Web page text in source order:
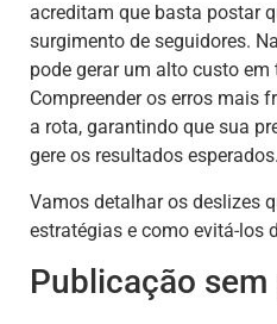
acreditam que basta postar
surgimento de seguidores.
pode gerar um alto custo
Compreender os erros mais
a rota, garantindo que sua
gere os resultados esperados.
Vamos detalhar os deslizes
estratégias e como evitá-los
Publicação